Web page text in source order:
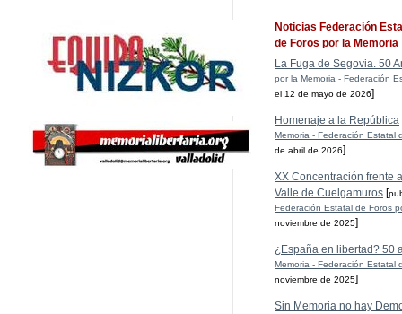
Noticias Federación
de Foros por la Memoria
La Fuga de Segovia. 50
por la Memoria - Federación
el 12 de mayo de 2026]
Homenaje a la República
Memoria - Federación Estatal
de abril de 2026]
XX Concentración frente
Valle de Cuelgamuros [
Federación Estatal de Foros
noviembre de 2025]
¿España en libertad? 50
Memoria - Federación Estatal
noviembre de 2025]
Sin Memoria no hay